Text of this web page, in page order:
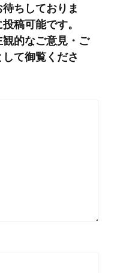
ちしておりま
稿可能です。
的なご意見・ご
て御覧くださ